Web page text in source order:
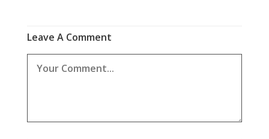
Leave A Comment